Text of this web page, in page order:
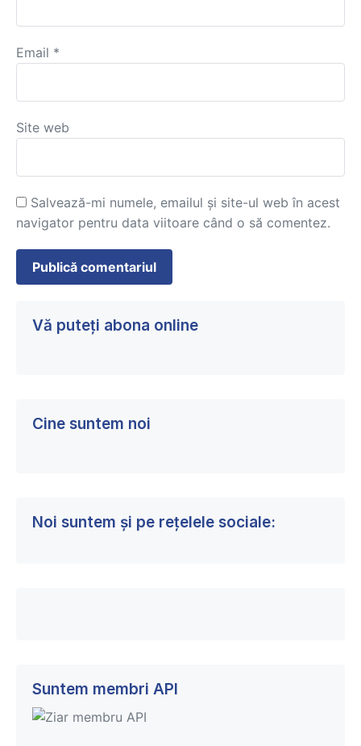
Email *
Site web
Salvează-mi numele, emailul și site-ul web în acest
navigator pentru data viitoare când o să comentez.
Vă puteți abona online
Cine suntem noi
Noi suntem și pe rețelele sociale:
Suntem membri API